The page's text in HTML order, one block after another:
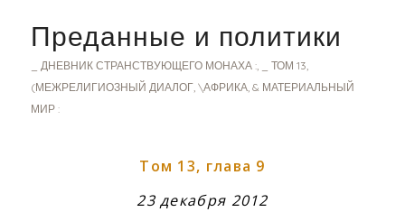
Преданные и политики
_ ДНЕВНИК СТРАНСТВУЮЩЕГО МОНАХА :, _ ТОМ 13,
(МЕЖРЕЛИГИОЗНЫЙ ДИАЛОГ, \АФРИКА, & МАТЕРИАЛЬНЫЙ
МИР :
Том 13, глава 9
23 декабря 2012